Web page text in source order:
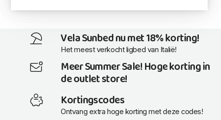
Vela Sunbed nu met 18% korting!
Het meest verkocht ligbed van Italië!
Meer Summer Sale! Hoge korting in
de outlet store!
Kortingscodes
Ontvang extra hoge korting met deze codes!